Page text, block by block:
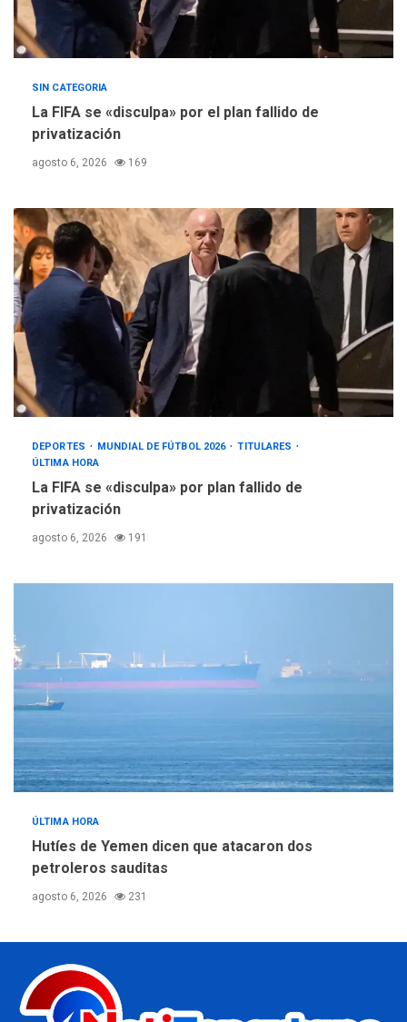
SIN CATEGORIA
La FIFA se «disculpa» por el plan fallido de
privatización
agosto 6, 2026 169
DEPORTES MUNDIAL DE FÚTBOL 2026
TITULARES
ÚLTIMA HORA
La FIFA se «disculpa» por plan fallido de
privatización
agosto 6, 2026 191
ÚLTIMA HORA
Hutíes de Yemen dicen que atacaron dos
petroleros sauditas
agosto 6, 2026 231